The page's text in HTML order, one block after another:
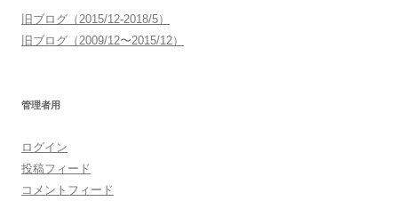
旧ブログ（2015/12-2018/5）
旧ブログ（2009/12〜2015/12）
管理者用
ログイン
投稿フィード
コメントフィード